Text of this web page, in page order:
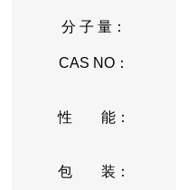
分 子 量：
CAS NO：
性 能：
包 装：